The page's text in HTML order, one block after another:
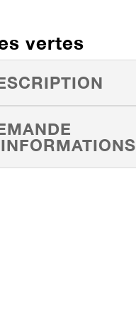
vertes